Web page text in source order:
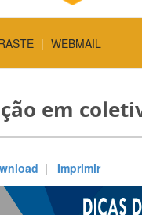
| WEBMAIL
em
| Imprimir